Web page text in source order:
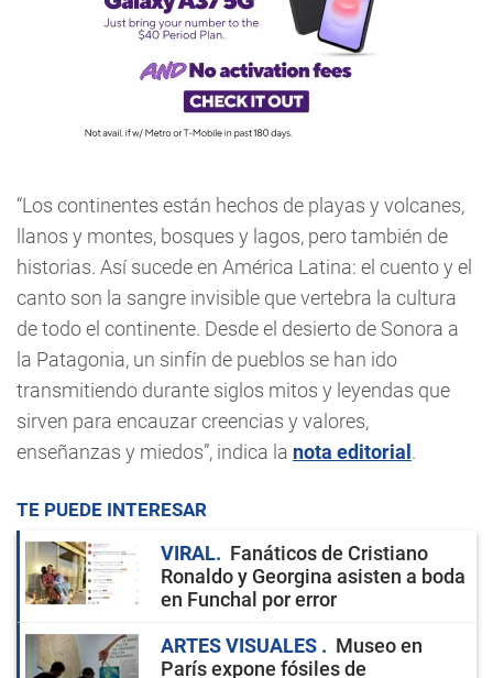
“Los continentes están hechos de playas y volcanes,
llanos y montes, bosques y lagos, pero también de
historias. Así sucede en América Latina: el cuento y el
canto son la sangre invisible que vertebra la cultura
de todo el continente. Desde el desierto de Sonora a
la Patagonia, un sinfín de pueblos se han ido
transmitiendo durante siglos mitos y leyendas que
sirven para encauzar creencias y valores,
enseñanzas y miedos”, indica la nota editorial.
TE PUEDE INTERESAR
VIRAL
Fanáticos de Cristiano
Ronaldo y Georgina asisten a boda
en Funchal por error
ARTES VISUALES
Museo en
París expone fósiles de